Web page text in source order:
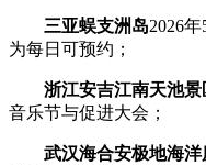
三亚蜈支洲岛2026
为每日可预约；
浙江安吉江南天池景
音乐节与促进大会；
武汉海合安极地海洋